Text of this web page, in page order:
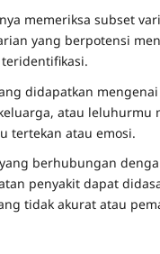
memeriksa subset
yang berpotensi
didapatkan mengenai
atau leluhurmu
tertekan atau emosi.
berhubungan
penyakit dapat
tidak akurat atau